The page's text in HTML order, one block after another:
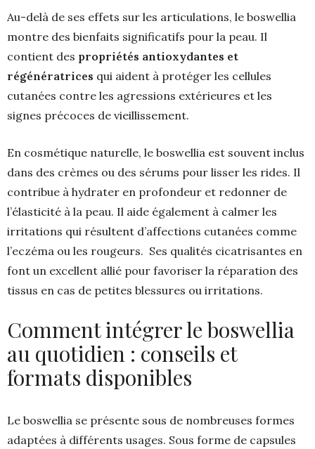
Au-delà de ses effets sur les articulations, le boswellia
montre des bienfaits significatifs pour la peau. Il
contient des propriétés antioxydantes et
régénératrices qui aident à protéger les cellules
cutanées contre les agressions extérieures et les
signes précoces de vieillissement.
En cosmétique naturelle, le boswellia est souvent inclus
dans des crèmes ou des sérums pour lisser les rides. Il
contribue à hydrater en profondeur et redonner de
l’élasticité à la peau. Il aide également à calmer les
irritations qui résultent d’affections cutanées comme
l’eczéma ou les rougeurs. Ses qualités cicatrisantes en
font un excellent allié pour favoriser la réparation des
tissus en cas de petites blessures ou irritations.
Comment intégrer le boswellia
au quotidien : conseils et
formats disponibles
Le boswellia se présente sous de nombreuses formes
adaptées à différents usages. Sous forme de capsules